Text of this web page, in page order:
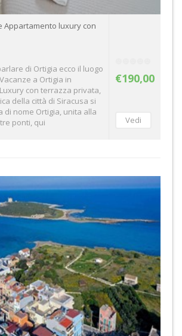
€190,00
Appartamento luxury con
di Ortigia ecco il luogo
a Ortigia in
con terrazza privata,
della città di Siracusa si
di nome Ortigia, unita alla
ponti, qui